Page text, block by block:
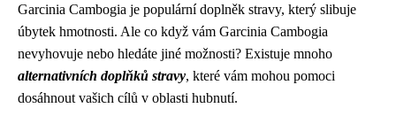
Garcinia Cambogia je populární doplněk stravy, který slibuje
úbytek hmotnosti. Ale co když vám Garcinia Cambogia
nevyhovuje nebo hledáte jiné možnosti? Existuje mnoho
alternativních doplňků stravy, které vám mohou pomoci
dosáhnout vašich cílů v oblasti hubnutí.